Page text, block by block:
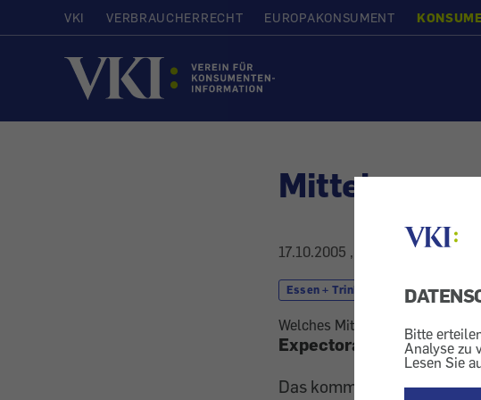
Bitte
Analyse zu
Lesen Sie
VKI VERBRAUCHERRECHT EUROPAKONSUMENT
Startseite
Mittel
17.10.2005 , aktualisiert am
Essen + Trinken Tee
Welches Mittel nehme ich am
Expectorantien bei
Das kommt darauf an, an